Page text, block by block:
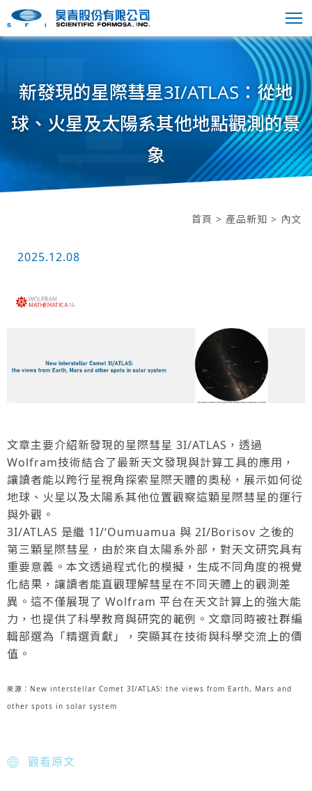
新發現的星際彗星3I/ATLAS：從地
球、火星及太陽系其他地點觀測的景
象
首頁 > 產品新知 > 內文
2025.12.08
文章主要介紹新發現的星際彗星 3I/ATLAS，透過
Wolfram技術結合了最新天文發現與計算工具的應用，
讓讀者能以跨行星視角探索星際天體的奧秘，展示如何從
地球、火星以及太陽系其他位置觀察這顆星際彗星的運行
與外觀。
3I/ATLAS 是繼 1I/ʻOumuamua 與 2I/Borisov 之後的
第三顆星際彗星，由於來自太陽系外部，對天文研究具有
重要意義。本文透過程式化的模擬，生成不同角度的視覺
化結果，讓讀者能直觀理解彗星在不同天體上的觀測差
異。這不僅展現了 Wolfram 平台在天文計算上的強大能
力，也提供了科學教育與研究的範例。文章同時被社群編
輯部選為「精選貢獻」，突顯其在技術與科學交流上的價
值。
來源：New interstellar Comet 3I/ATLAS: the views from Earth, Mars and
other spots in solar system
觀看原文